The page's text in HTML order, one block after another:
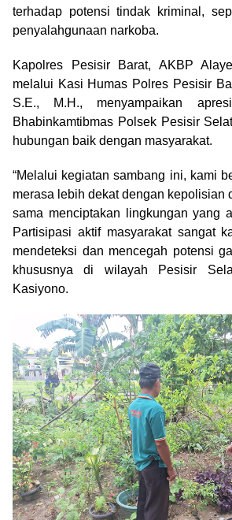
terhadap potensi tindak kriminal,
penyalahgunaan narkoba.
Kapolres Pesisir Barat, AKBP
melalui Kasi Humas Polres Pesisir
S.E., M.H., menyampaikan
Bhabinkamtibmas Polsek Pesisir
hubungan baik dengan masyarakat.
“Melalui kegiatan sambang ini, kami
merasa lebih dekat dengan kepolisian
sama menciptakan lingkungan yang
Partisipasi aktif masyarakat sangat
mendeteksi dan mencegah potensi
khususnya di wilayah Pesisir
Kasiyono.